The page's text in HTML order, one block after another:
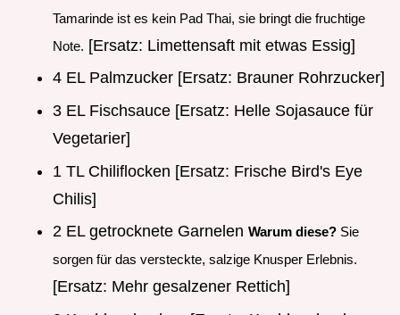
Tamarinde ist es kein Pad Thai, sie bringt die fruchtige
Note. [Ersatz: Limettensaft mit etwas Essig]
4 EL Palmzucker [Ersatz: Brauner Rohrzucker]
3 EL Fischsauce [Ersatz: Helle Sojasauce für
Vegetarier]
1 TL Chiliflocken [Ersatz: Frische Bird's Eye
Chilis]
2 EL getrocknete Garnelen Warum diese? Sie
sorgen für das versteckte, salzige Knusper Erlebnis.
[Ersatz: Mehr gesalzener Rettich]